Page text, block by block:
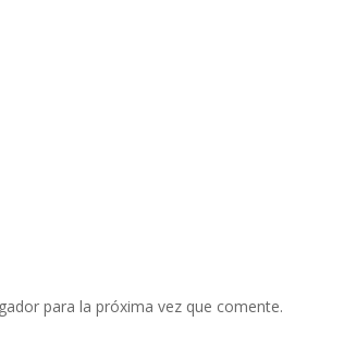
para la próxima vez que comente.